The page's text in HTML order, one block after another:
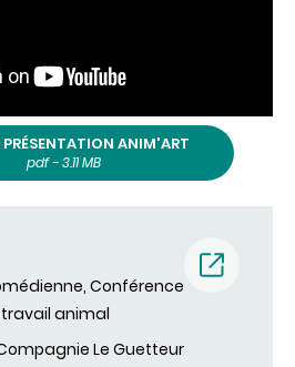
PRÉSENTATION ANIM'ART
pdf - 3.11 MB
Conférence
animal
Le Guetteur